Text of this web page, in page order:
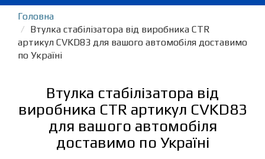
Головна
Втулка стабілізатора від виробника CTR
артикул CVKD83 для вашого автомобіля доставимо
по Україні
Втулка стабілізатора від
виробника CTR артикул CVKD83
для вашого автомобіля
доставимо по Україні